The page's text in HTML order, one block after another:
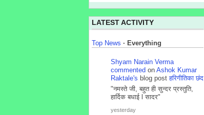
LATEST ACTIVITY
Top News · Everything
Shyam Narain Verma
commented on Ashok Kumar
Raktale's blog postहरिगीतिका छंद
"नमस्ते जी, बहुत ही सुन्दर प्रस्तुति,
हार्दिक बधाई l सादर"
yesterday